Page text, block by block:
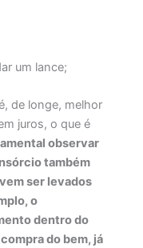
um lance;
de longe, melhor
juros, o que é
observar
também
ser levados
o
dentro do
do bem, já